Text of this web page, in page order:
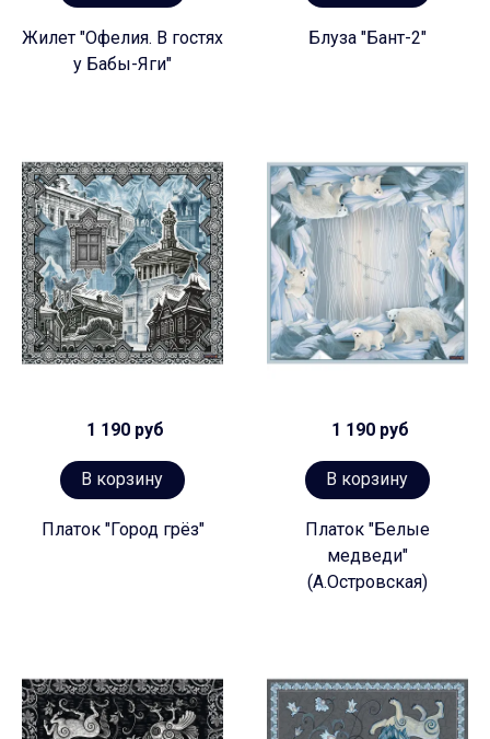
Жилет "Офелия. В гостях
у Бабы-Яги"
Блуза "Бант-2"
1 190 руб
В корзину
Платок "Город грёз"
1 190 руб
В корзину
Платок "Белые
медведи"
(А.Островская)